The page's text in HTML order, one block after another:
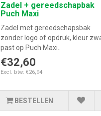
Zadel + gereedschapbak
Puch Maxi
Zadel met gereedschapsbak
zonder logo of opdruk, kleur
past op Puch Maxi..
€32,60
Excl. btw: €26,94
BESTELLEN